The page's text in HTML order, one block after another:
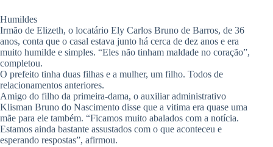
Humildes
Irmão de Elizeth, o locatário Ely Carlos Bruno de Barros, de 36
anos, conta que o casal estava junto há cerca de dez anos e era
muito humilde e simples. “Eles não tinham maldade no coração”,
completou.
O prefeito tinha duas filhas e a mulher, um filho. Todos de
relacionamentos anteriores.
Amigo do filho da primeira-dama, o auxiliar administrativo
Klisman Bruno do Nascimento disse que a vitima era quase uma
mãe para ele também. “Ficamos muito abalados com a notícia.
Estamos ainda bastante assustados com o que aconteceu e
esperando respostas”, afirmou.